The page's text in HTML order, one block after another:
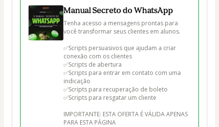
Manual Secreto do WhatsApp
Tenha acesso a mensagens prontas para
você transformar seus clientes em alunos.
✅Scripts persuasivos que ajudam a criar
conexão com os clientes
✅Scripts de abertura
✅Scripts para entrar em contato com uma
indicação
✅Scripts para recuperação de boleto
✅Scripts para resgatar um cliente
IMPORTANTE: ESTA OFERTA É VÁLIDA APENAS
PARA ESTA PÁGINA